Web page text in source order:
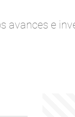
avances e